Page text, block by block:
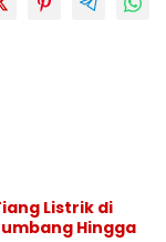
Listrik di
Hingga